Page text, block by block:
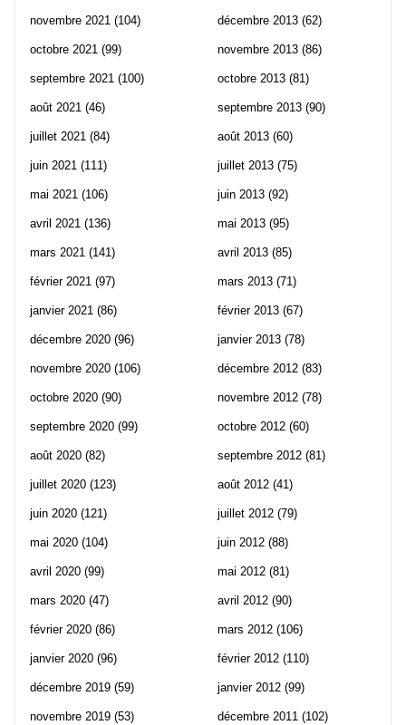
novembre 2021 (104)
octobre 2021 (99)
septembre 2021 (100)
août 2021 (46)
juillet 2021 (84)
juin 2021 (111)
mai 2021 (106)
avril 2021 (136)
mars 2021 (141)
février 2021 (97)
janvier 2021 (86)
décembre 2020 (96)
novembre 2020 (106)
octobre 2020 (90)
septembre 2020 (99)
août 2020 (82)
juillet 2020 (123)
juin 2020 (121)
mai 2020 (104)
avril 2020 (99)
mars 2020 (47)
février 2020 (86)
janvier 2020 (96)
décembre 2019 (59)
novembre 2019 (53)
décembre 2013 (62)
novembre 2013 (86)
octobre 2013 (81)
septembre 2013 (90)
août 2013 (60)
juillet 2013 (75)
juin 2013 (92)
mai 2013 (95)
avril 2013 (85)
mars 2013 (71)
février 2013 (67)
janvier 2013 (78)
décembre 2012 (83)
novembre 2012 (78)
octobre 2012 (60)
septembre 2012 (81)
août 2012 (41)
juillet 2012 (79)
juin 2012 (88)
mai 2012 (81)
avril 2012 (90)
mars 2012 (106)
février 2012 (110)
janvier 2012 (99)
décembre 2011 (102)